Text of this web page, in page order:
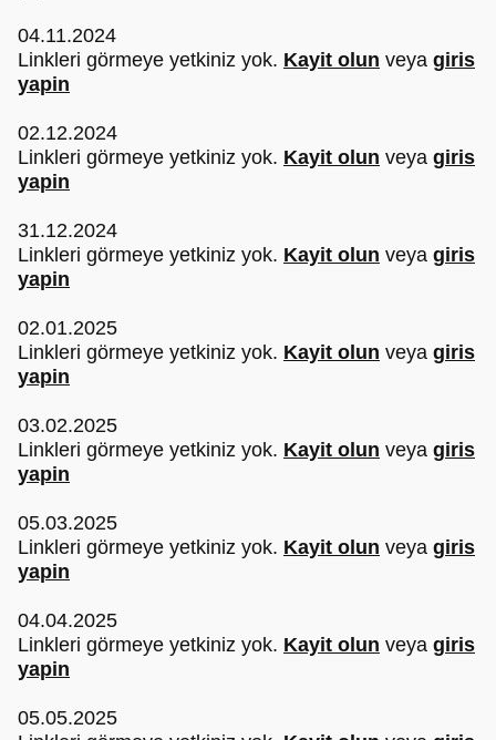
04.11.2024
Linkleri görmeye yetkiniz yok. Kayit olun veya giris
yapin
02.12.2024
Linkleri görmeye yetkiniz yok. Kayit olun veya giris
yapin
31.12.2024
Linkleri görmeye yetkiniz yok. Kayit olun veya giris
yapin
02.01.2025
Linkleri görmeye yetkiniz yok. Kayit olun veya giris
yapin
03.02.2025
Linkleri görmeye yetkiniz yok. Kayit olun veya giris
yapin
05.03.2025
Linkleri görmeye yetkiniz yok. Kayit olun veya giris
yapin
04.04.2025
Linkleri görmeye yetkiniz yok. Kayit olun veya giris
yapin
05.05.2025